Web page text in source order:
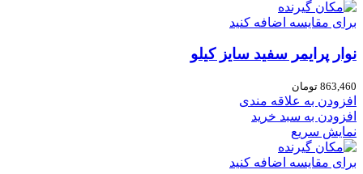
برای مقایسه اضافه کنید
نوار پرایمر سفید سایز کیلو
863,460 تومان
افزودن به علاقه مندی
افزودن به سبد خرید
نمایش سریع
برای مقایسه اضافه کنید